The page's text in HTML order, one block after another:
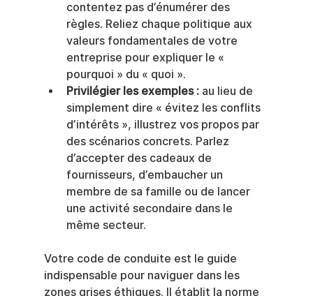
contentez pas d’énumérer des
règles. Reliez chaque politique aux
valeurs fondamentales de votre
entreprise pour expliquer le «
pourquoi » du « quoi ».
Privilégier les exemples : au lieu de
simplement dire « évitez les conflits
d’intérêts », illustrez vos propos par
des scénarios concrets. Parlez
d’accepter des cadeaux de
fournisseurs, d’embaucher un
membre de sa famille ou de lancer
une activité secondaire dans le
même secteur.
Votre code de conduite est le guide
indispensable pour naviguer dans les
zones grises éthiques. Il établit la norme